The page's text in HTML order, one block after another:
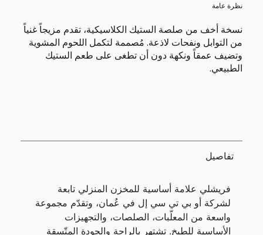
نظرة عامة
نسخة أخف من صلصة الستيك الكلاسيكية، تقدم مزيجاً غنياً
من التوابل ونفحات لاذعة. مُصممة لتكمل اللحوم المشوية
وتضيف عمقاً ونكهة دون أن تطغى على طعم الستيك
الطبيعي.
تفاصيل
فريشلي علامة أساسية للمخزن المنزلي تابعة
لشركة أو بي تي سي إل في عُمان، وتقدّم مجموعة
واسعة من المعلّبات، الصلصات، والتجهيزات
الأساسية للطبخ. تشتهر بالراحة والجودة المتّسقة